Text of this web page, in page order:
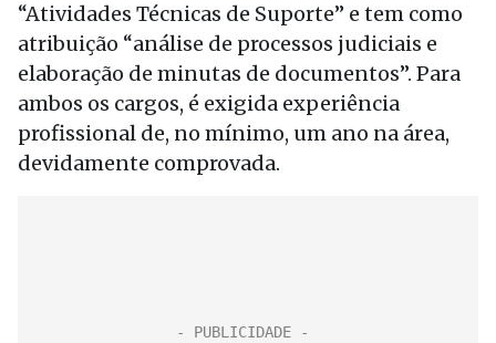
“Atividades Técnicas de Suporte” e tem como
atribuição “análise de processos judiciais e
elaboração de minutas de documentos”. Para
ambos os cargos, é exigida experiência
profissional de, no mínimo, um ano na área,
devidamente comprovada.